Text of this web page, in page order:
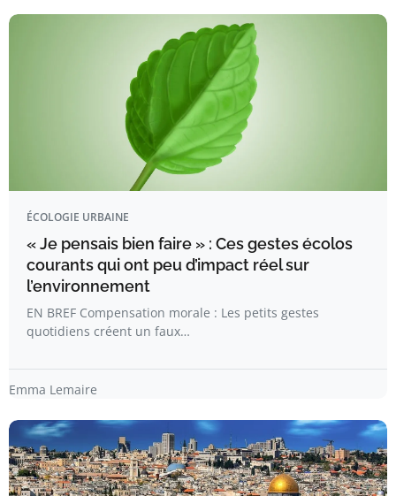
ÉCOLOGIE URBAINE
« Je pensais bien faire » : Ces gestes écolos
courants qui ont peu d’impact réel sur
l’environnement
EN BREF Compensation morale : Les petits gestes
quotidiens créent un faux…
Emma Lemaire